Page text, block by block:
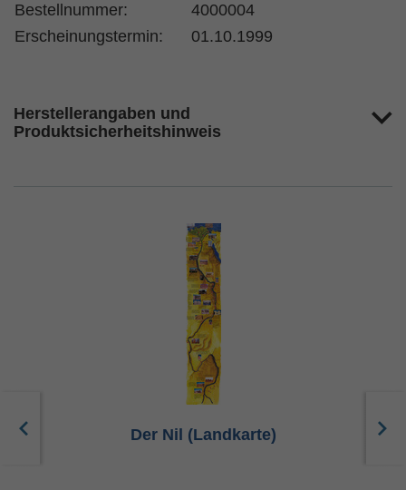
Bestellnummer:
4000004
Erscheinungstermin:
01.10.1999
Herstellerangaben und
Produktsicherheitshinweis
Der Nil (Landkarte)